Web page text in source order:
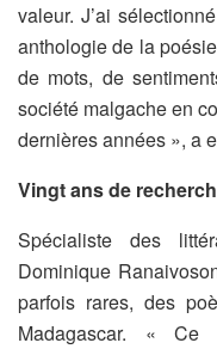
valeur. J’ai
anthologie de la
de mots, de
société malgache en
dernières années », a
Vingt ans de
Spécialiste des
Dominique
parfois rares, des
Madagascar. « Ce